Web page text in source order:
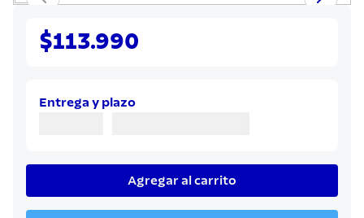
$113.990
Entrega y plazo
Agregar al carrito
cuchillo
10. termo